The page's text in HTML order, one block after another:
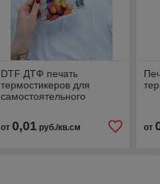
DTF ДТФ печать
термостикеров для
самостоятельного
от 0,01руб./кв.см от